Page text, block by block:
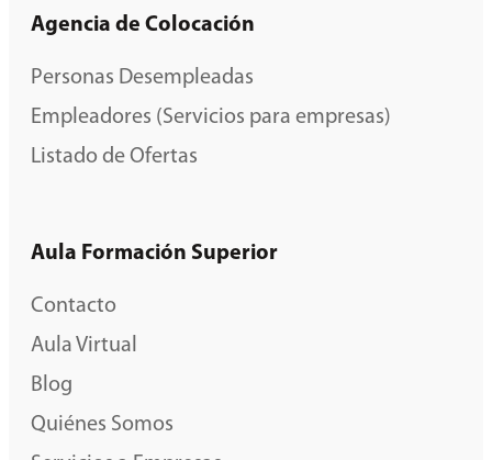
Agencia de Colocación
Personas Desempleadas
Empleadores (Servicios para empresas)
Listado de Ofertas
Aula Formación Superior
Contacto
Aula Virtual
Blog
Quiénes Somos